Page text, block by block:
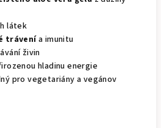
látek
trávenía imunitu
živin
hladinu energie
pro vegetariány a vegánov